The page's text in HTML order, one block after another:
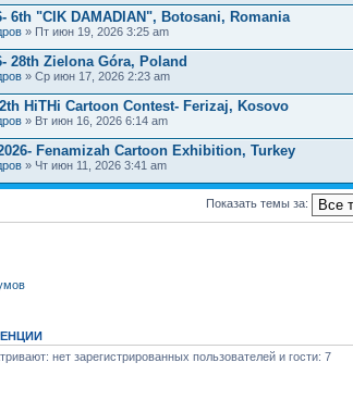
6th "CIK DAMADIAN", Botosani, Romania
» Пт июн 19, 2026 3:25 am
28th Zielona Góra, Poland
» Ср июн 17, 2026 2:23 am
HiTHi Cartoon Contest- Ferizaj, Kosovo
» Вт июн 16, 2026 6:14 am
Fenamizah Cartoon Exhibition, Turkey
» Чт июн 11, 2026 3:41 am
Показать темы за:
нет зарегистрированных пользователей и гости: 7